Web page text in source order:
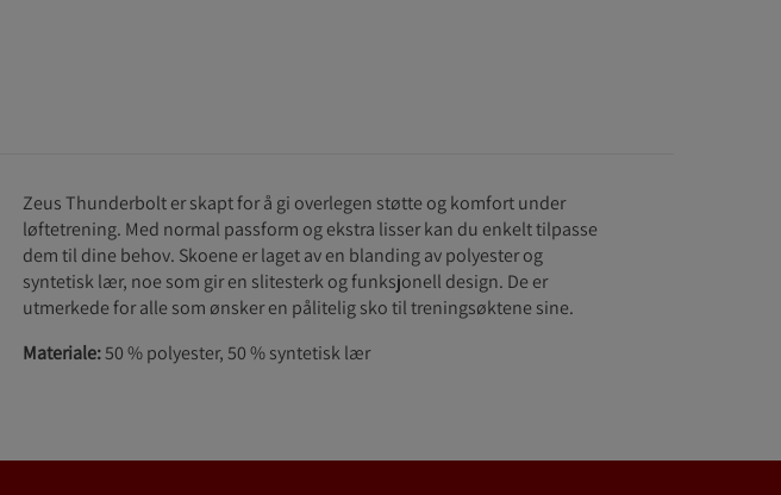
Zeus Thunderbolt er skapt for å gi overlegen støtte og komfort under
løftetrening. Med normal passform og ekstra lisser kan du enkelt tilpasse
dem til dine behov. Skoene er laget av en blanding av polyester og
syntetisk lær, noe som gir en slitesterk og funksjonell design. De er
utmerkede for alle som ønsker en pålitelig sko til treningsøktene sine.
Materiale:50 % polyester, 50 % syntetisk lær